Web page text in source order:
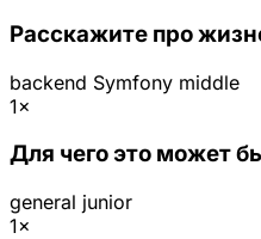
Расскажите про
backend Symfony middle
1×
Для чего это может
general junior
1×